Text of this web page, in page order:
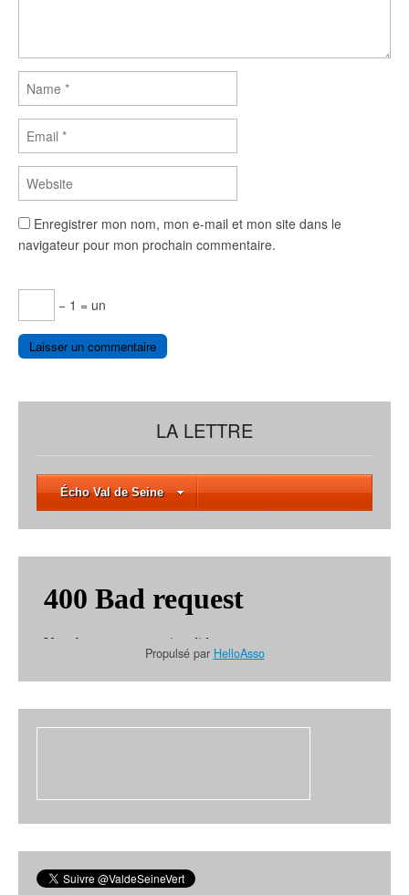
Enregistrer mon nom, mon e-mail et mon site dans le
navigateur pour mon prochain commentaire.
− 1 = un
LA LETTRE
Écho Val de Seine
Propulsé par HelloAsso